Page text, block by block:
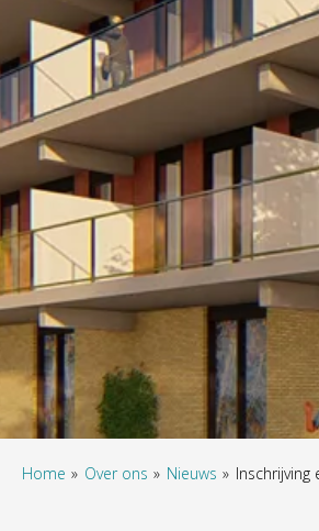
Home Over ons Nieuws